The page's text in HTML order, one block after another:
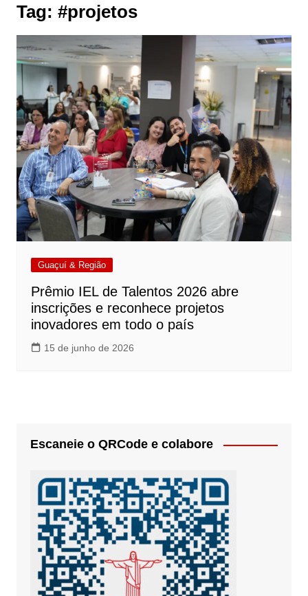
Tag: #projetos
Guaçuí & Região
Prêmio IEL de Talentos 2026 abre
inscrições e reconhece projetos
inovadores em todo o país
15 de junho de 2026
Escaneie o QRCode e colabore